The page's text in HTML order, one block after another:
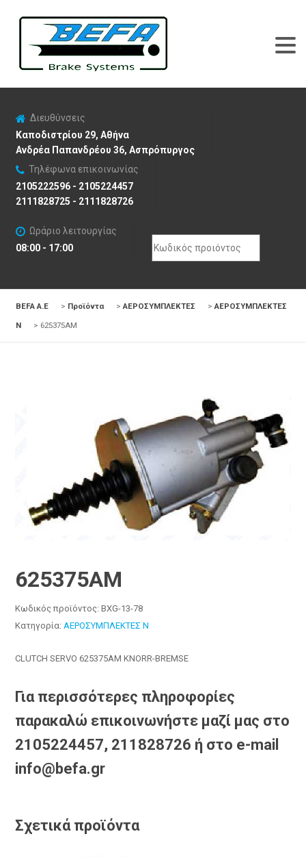
Διευθύνσεις
Καποδιστρίου 29, Αθήνα
Ανδρέα Παπανδρέου 36, Ασπρόπυργος
Τηλέφωνα επικοινωνίας
2105222596 - 2105224457
2111828725 - 2111828726
Ωράριο λειτουργίας
08:00 - 17:00
Search
for:
BEFA Α.Ε > Προϊόντα >ΑΕΡΟΣΥΜΠΛΕΚΤΕΣ >ΑΕΡΟΣΥΜΠΛΕΚΤΕΣ
N
> 625375AM
625375AM
Κωδικός προϊόντος:BXG-13-78
Κατηγορία:ΑΕΡΟΣΥΜΠΛΕΚΤΕΣ N
CLUTCH SERVO 625375AM KNORR-BREMSE
Για περισσότερες πληροφορίες
παρακαλώ επικοινωνήστε μαζί μας στο
2105224457, 211828726 ή στο e-mail
info@befa.gr
Σχετικά προϊόντα